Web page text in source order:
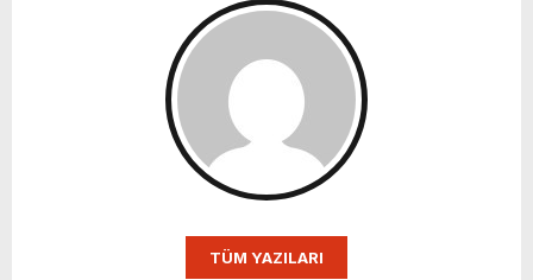
TÜM YAZILARI